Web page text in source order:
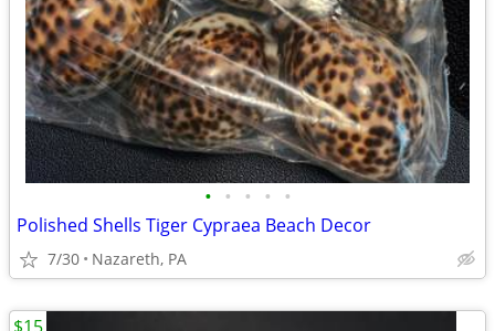
• • • • •
Polished Shells Tiger Cypraea Beach Decor
7/30 Nazareth, PA